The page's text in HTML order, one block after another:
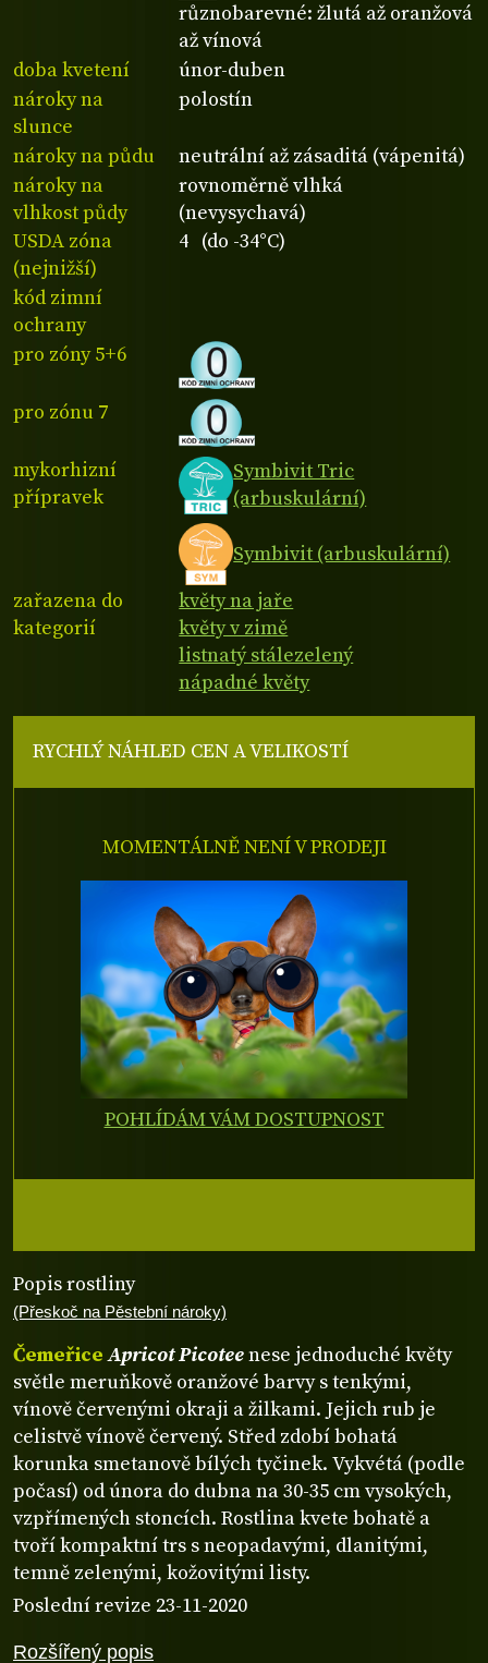
různobarevné: žlutá až oranžová
až vínová
doba kvetení
únor-duben
nároky na
slunce
polostín
nároky na půdu
neutrální až zásaditá (vápenitá)
nároky na
vlhkost půdy
rovnoměrně vlhká
(nevysychavá)
USDA zóna
(nejnižší)
4 (do -34°C)
kód zimní
ochrany
pro zóny 5+6
pro zónu 7
mykorhizní
přípravek
Symbivit Tric
(arbuskulární)
Symbivit (arbuskulární)
zařazena do
kategorií
květy na jaře
květy v zimě
listnatý stálezelený
nápadné květy
Rozšířený popis
Popis rostliny
(Přeskoč na Pěstební nároky)
ČemeřiceApricot Picoteenese jednoduché květy
světle meruňkově oranžové barvy s tenkými,
vínově červenými okraji a žilkami. Jejich rub je
celistvě vínově červený. Střed zdobí bohatá
korunka smetanově bílých tyčinek. Vykvétá (podle
počasí) od února do dubna na 30-35 cm vysokých,
vzpřímených stoncích. Rostlina kvete bohatě a
tvoří kompaktní trs s neopadavými, dlanitými,
temně zelenými, kožovitými listy.
Poslední revize 23-11-2020
RYCHLÝ NÁHLED CEN A VELIKOSTÍ
MOMENTÁLNĚ NENÍ V PRODEJI
POHLÍDÁM VÁM DOSTUPNOST